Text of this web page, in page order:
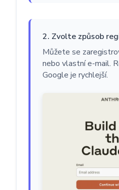
2. Zvolte způsob
Můžete se
nebo vlastní e-mail.
Google je rychlejší.